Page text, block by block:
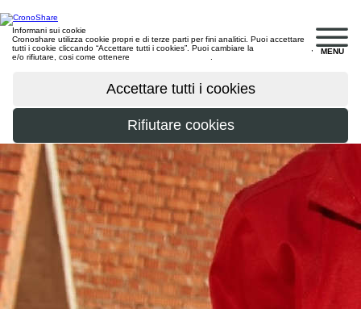
MENU
Informani sui cookie
Cronoshare utilizza cookie propri e di terze parti per fini analitici. Puoi accettare
tutti i cookie cliccando “Accettare tutti i cookies”. Puoi cambiare la
e/o rifiutare, cosi come ottenere